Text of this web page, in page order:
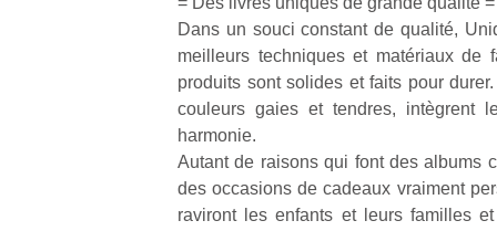
Dans un souci constant de qualité,
meilleurs techniques et matériaux de
produits sont solides et faits pour
couleurs gaies et tendres, intègrent
harmonie.
Autant de raisons qui font des albums
des occasions de cadeaux vraiment
raviront les enfants et leurs familles
à
…